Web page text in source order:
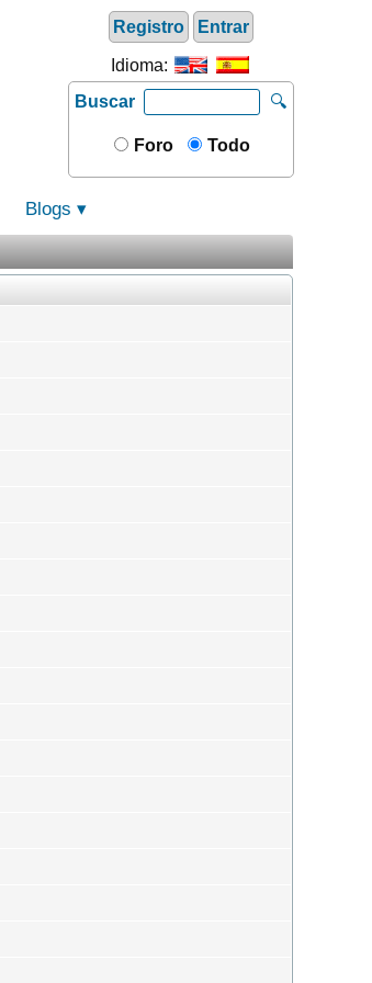
Registro Entrar
Idioma:
Buscar
🔍
Foro Todo
Blogs